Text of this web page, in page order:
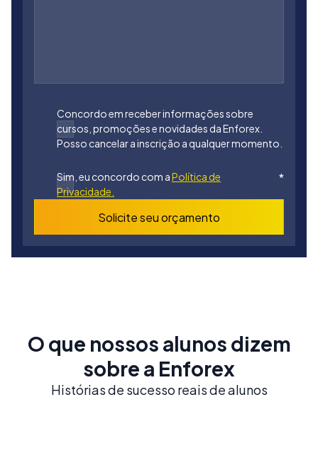
Concordo em receber informações sobre
cursos, promoções e novidades da Enforex.
Posso cancelar a inscrição a qualquer momento.
Sim, eu concordo com aPolítica de
Privacidade.
*
Solicite seu orçamento
O que nossos alunos dizem
sobre a Enforex
Histórias de sucesso reais de alunos